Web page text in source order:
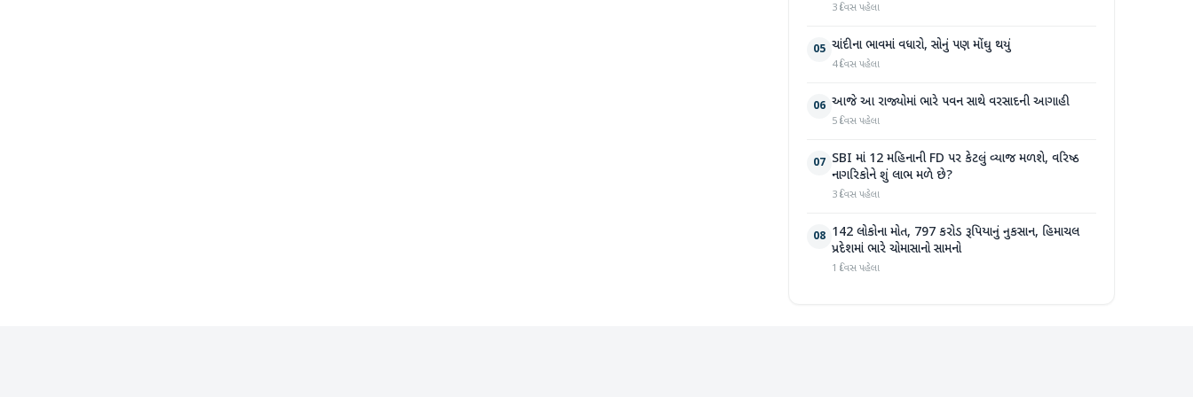
3 દિવસ પહેલા
05 ચાંદીના ભાવમાં વધારો, સોનું પણ મોંઘુ થયું
4 દિવસ પહેલા
06 આજે આ રાજ્યોમાં ભારે પવન સાથે વરસાદની આગાહી
5 દિવસ પહેલા
07 SBI માં 12 મહિનાની FD પર કેટલું વ્યાજ મળશે, વરિષ્ઠ
નાગરિકોને શું લાભ મળે છે?
3 દિવસ પહેલા
08 142 લોકોના મોત, 797 કરોડ રૂપિયાનું નુકસાન, હિમાચલ
પ્રદેશમાં ભારે ચોમાસાનો સામનો
1 દિવસ પહેલા